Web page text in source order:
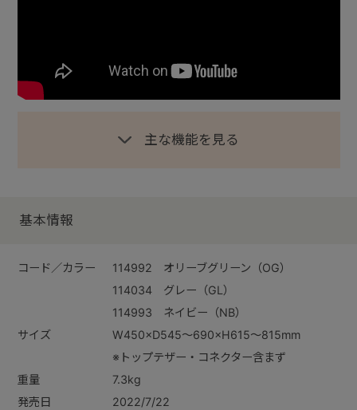
基本情報
コード／カラー
114992 オリーブグリーン（OG）
114034 グレー（GL）
114993 ネイビー（NB）
サイズ
W450×D545～690×H615～815mm
※トップテザー・コネクター含まず
重量
7.3kg
発売日
2022/7/22
主な機能を見る